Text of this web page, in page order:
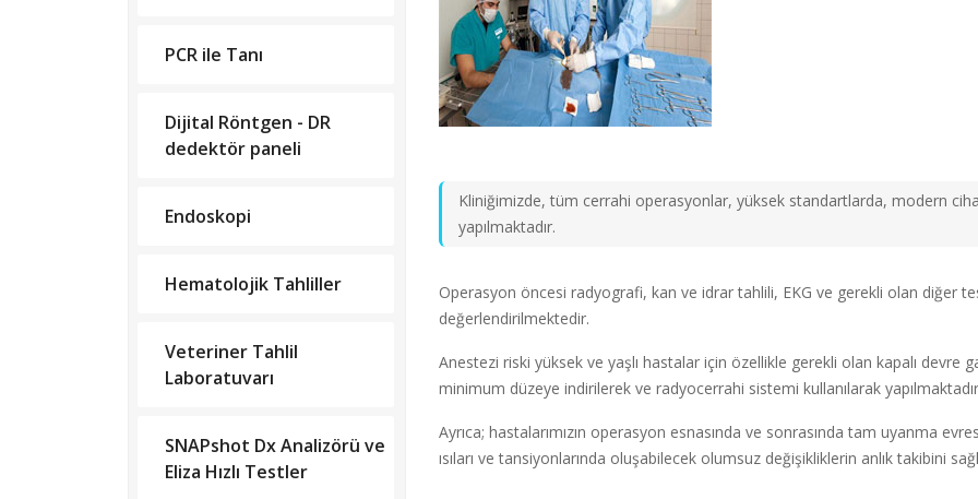
PCR ile Tanı
Dijital Röntgen - DR
dedektör paneli
Endoskopi
Hematolojik Tahliller
Veteriner Tahlil
Laboratuvarı
SNAPshot Dx Analizörü ve
Eliza Hızlı Testler
Kliniğimizde, tüm cerrahi operasyonlar, yüksek standartlarda, modern
yapılmaktadır.
Operasyon öncesi radyografi, kan ve idrar tahlili, EKG ve gerekli olan diğer
değerlendirilmektedir.
Anestezi riski yüksek ve yaşlı hastalar için özellikle gerekli olan kapalı devre
minimum düzeye indirilerek ve radyocerrahi sistemi kullanılarak
Ayrıca; hastalarımızın operasyon esnasında ve sonrasında tam uyanma
ısıları ve tansiyonlarında oluşabilecek olumsuz değişikliklerin anlık takibini